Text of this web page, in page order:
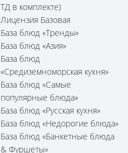
ТД в комплекте)
Лицензия Базовая
База блюд «Тренды»
База блюд «Азия»
База блюд
«Средиземноморская кухня»
База блюд «Самые
популярные блюда»
База блюд «Русская кухня»
База блюд «Недорогие блюда»
База блюд «Банкетные блюда
& Фуршеты»